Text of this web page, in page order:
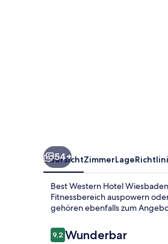
54+
ÜbersichtZimmerLage
Best Western Hotel
Fitnessbereich auspowern
gehören ebenfalls zum
Bewertungen
9,29,2 von 10.
Wunderbar